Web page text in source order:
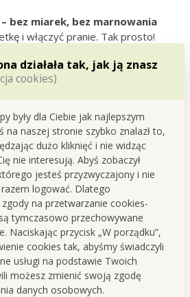
działała tak, jak ją znasz
cookies)
były dla Ciebie jak najlepszym
na naszej stronie szybko znalazł to,
dużo kliknięć i nie widząc
nie interesują. Abyś zobaczył
jesteś przyzwyczajony i nie
logować. Dlatego
na przetwarzanie cookies-
tymczasowo przechowywane
Naciskając przycisk „W porządku”,
cookies tak, abyśmy świadczyli
usługi na podstawie Twoich
możesz zmienić swoją zgodę
danych osobowych.
bez miarek, bez marnowania
i włączyć pranie. Tak prosto!
produktu
środki powierzchniowo
oraz zbędnych dodatków
fosforanów i perboratu
ekologicznego prania
ślad węglowy
tabletki
w wodzie
się do recyklingu opakowanie
oraz przechowywaniu